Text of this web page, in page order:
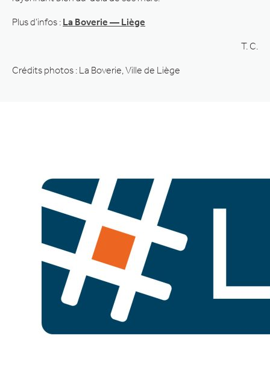
Plus d’infos : La Boverie — Liège
T. C.
Crédits photos : La Boverie, Ville de Liège